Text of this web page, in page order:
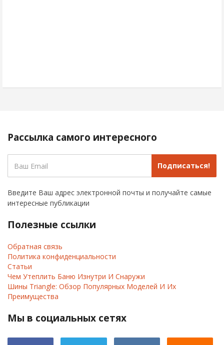
Рассылка самого интересного
Подписаться!
Введите Ваш адрес электронной почты и получайте самые
интересные публикации
Полезные ссылки
Обратная связь
Политика конфиденциальности
Статьи
Чем Утеплить Баню Изнутри И Снаружи
Шины Triangle: Обзор Популярных Моделей И Их
Преимущества
Мы в социальных сетях